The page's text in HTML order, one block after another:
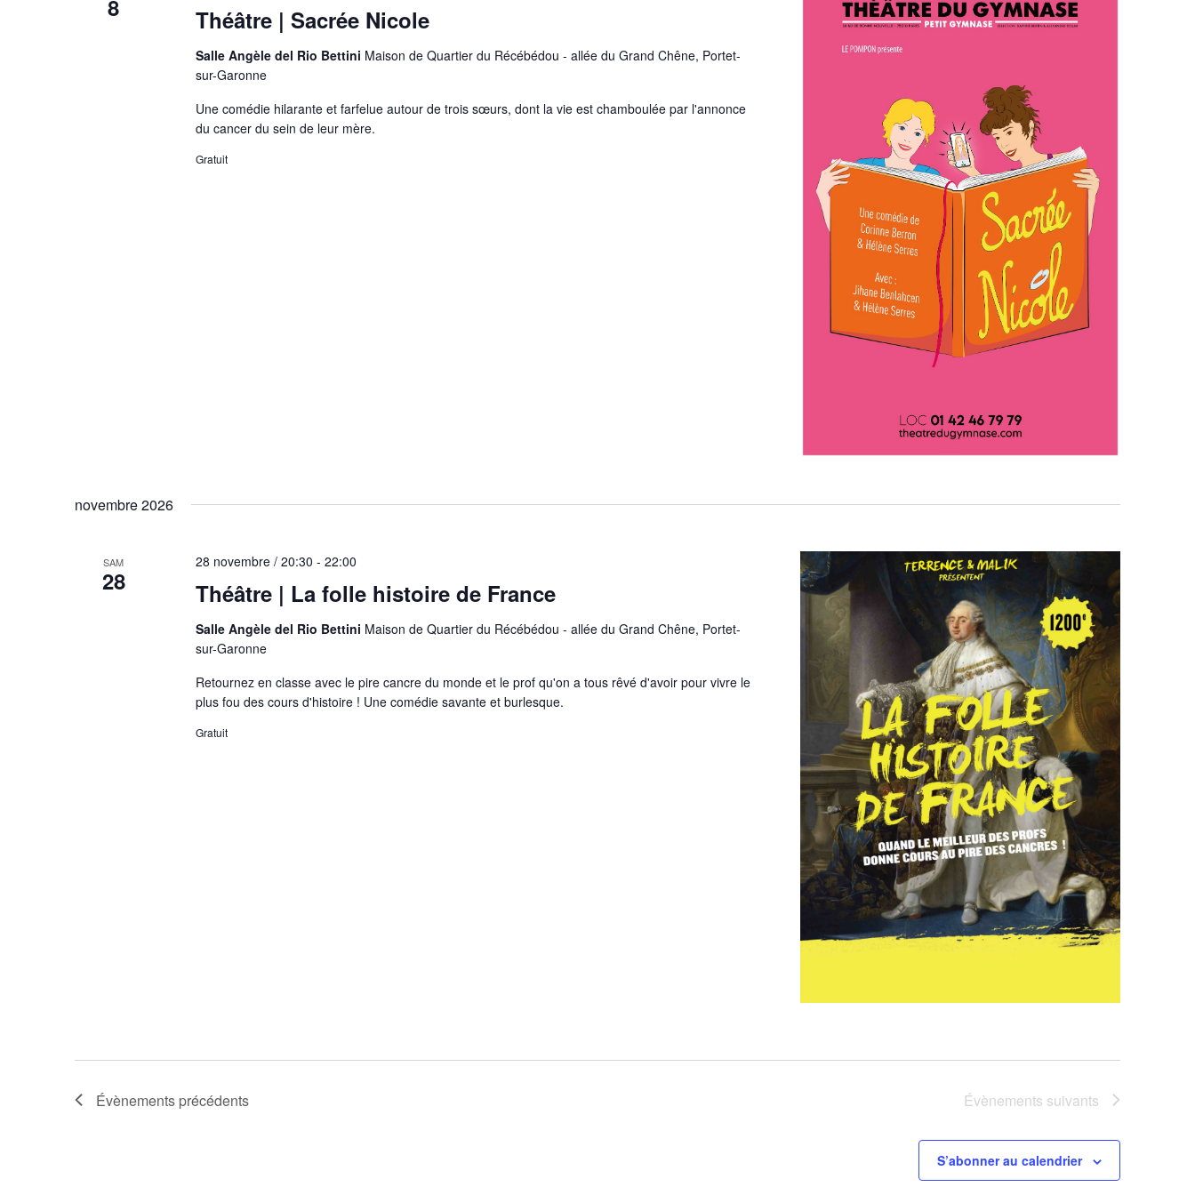
8 Théâtre | Sacrée Nicole
Salle Angèle del Rio Bettini Maison de Quartier du Récébédou - allée du Grand Chêne, Portet-
sur-Garonne
Une comédie hilarante et farfelue autour de trois sœurs, dont la vie est chamboulée par l'annonce
du cancer du sein de leur mère.
Gratuit
novembre 2026
SAM
28 Théâtre | La folle histoire de France
28 novembre / 20:30 - 22:00
Salle Angèle del Rio Bettini Maison de Quartier du Récébédou - allée du Grand Chêne, Portet-
sur-Garonne
Retournez en classe avec le pire cancre du monde et le prof qu'on a tous rêvé d'avoir pour vivre le
plus fou des cours d'histoire ! Une comédie savante et burlesque.
Gratuit
Évènements précédents Évènements suivants
S’abonner au calendrier